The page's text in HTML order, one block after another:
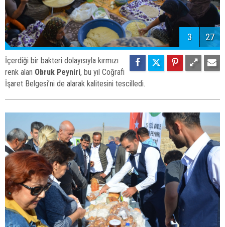
3 27
İçerdiği bir bakteri dolayısıyla kırmızı
renk alan Obruk Peyniri, bu yıl Coğrafi
İşaret Belgesi’ni de alarak kalitesini tescilledi.